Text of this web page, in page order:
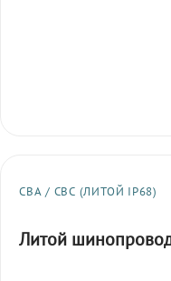
СВА / СВС (ЛИТОЙ IP68)
Литой